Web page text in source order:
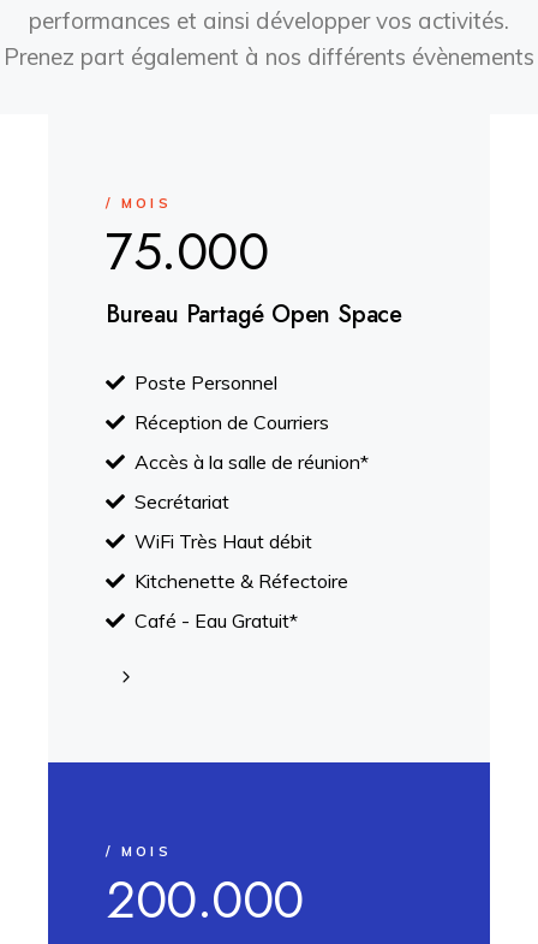
performances et ainsi développer vos activités.
Prenez part également à nos différents évènements
/ MOIS
75.000
Bureau Partagé Open Space
Poste Personnel
Réception de Courriers
Accès à la salle de réunion*
Secrétariat
WiFi Très Haut débit
Kitchenette & Réfectoire
Café - Eau Gratuit*
/ MOIS
200.000